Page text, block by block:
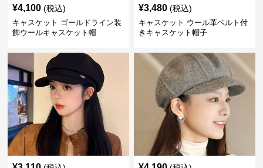
¥4,100 (税込)
キャスケット ゴールドライン装
飾ウールキャスケット帽
¥3,480 (税込)
キャスケット ウール革ベルト付
きキャスケット帽子